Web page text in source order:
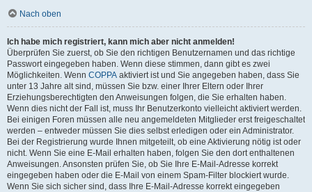
Nach oben
Ich habe mich registriert, kann mich aber nicht anmelden!
Überprüfen Sie zuerst, ob Sie den richtigen Benutzernamen und das richtige
Passwort eingegeben haben. Wenn diese stimmen, dann gibt es zwei
Möglichkeiten. Wenn COPPA aktiviert ist und Sie angegeben haben, dass Sie
unter 13 Jahre alt sind, müssen Sie bzw. einer Ihrer Eltern oder Ihrer
Erziehungsberechtigten den Anweisungen folgen, die Sie erhalten haben.
Wenn dies nicht der Fall ist, muss Ihr Benutzerkonto vielleicht aktiviert werden.
Bei einigen Foren müssen alle neu angemeldeten Mitglieder erst freigeschaltet
werden – entweder müssen Sie dies selbst erledigen oder ein Administrator.
Bei der Registrierung wurde Ihnen mitgeteilt, ob eine Aktivierung nötig ist oder
nicht. Wenn Sie eine E-Mail erhalten haben, folgen Sie den dort enthaltenen
Anweisungen. Ansonsten prüfen Sie, ob Sie Ihre E-Mail-Adresse korrekt
eingegeben haben oder die E-Mail von einem Spam-Filter blockiert wurde.
Wenn Sie sich sicher sind, dass Ihre E-Mail-Adresse korrekt eingegeben